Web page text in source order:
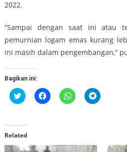
2022.
“Sampai dengan saat ini atau
pemurnian logam emas kurang
ini masih dalam pengembangan,”
Bagikan ini:
Klik
untuk
di
jendela
yang
baru)
Klik
untuk
baru)
Klik
untuk
baru)
Klik
untuk
baru)
Related